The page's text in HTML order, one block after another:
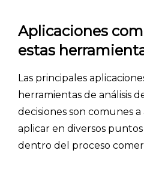
Aplicaciones
estas
Las principales
herramientas de análisis
decisiones son comunes
aplicar en diversos
dentro del proceso